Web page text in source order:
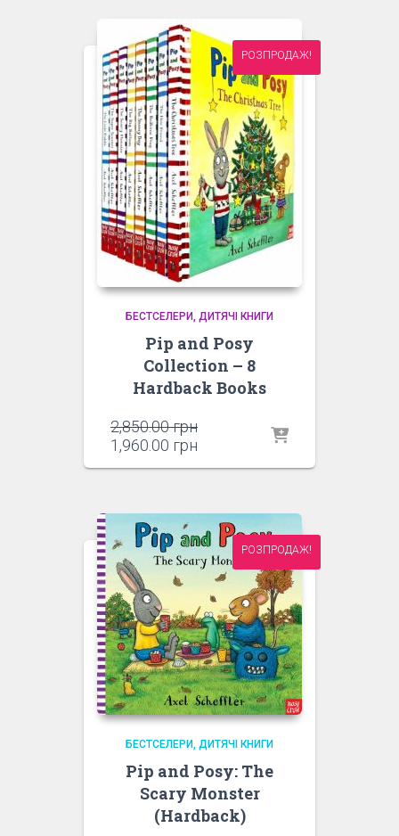
РОЗПРОДАЖ!
БЕСТСЕЛЕРИ ДИТЯЧІ КНИГИ
Pip and Posy
Collection – 8
Hardback Books
2,850.00грнОригінальна
1,960.00 грн
РОЗПРОДАЖ!
БЕСТСЕЛЕРИ ДИТЯЧІ КНИГИ
Pip and Posy: The
Scary Monster
(Hardback)